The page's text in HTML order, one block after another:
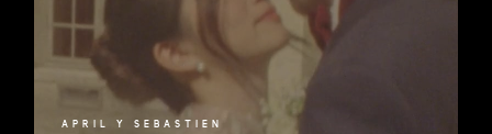
APRIL Y SEBASTIEN